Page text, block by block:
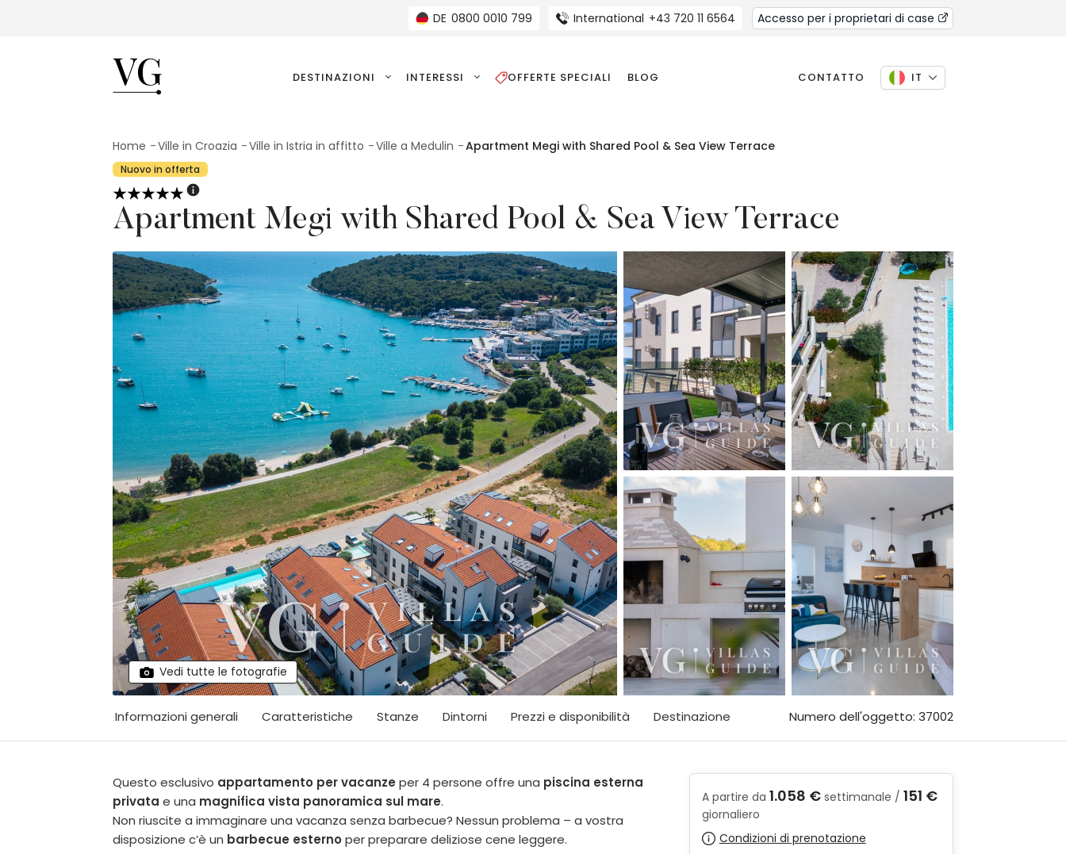
DE 0800 0010 799 International +43 720 11 6564 Accesso per i proprietari di case
Villas Guide
DESTINAZIONI INTERESSI OFFERTE SPECIALI BLOG CONTATTO IT
Home Ville in Croazia Ville in Istria in affitto Ville a Medulin Apartment Megi with Shared Pool & Sea View Terrace
Nuovo in offerta
Apartment Megi with Shared Pool & Sea View Terrace
Vedi tutte le fotografie
Informazioni generali Caratteristiche Stanze Dintorni Prezzi e disponibilità Destinazione Numero dell'oggetto: 37002
Questo esclusivo appartamento per vacanze per 4 persone offre una piscina esterna
privata e una magnifica vista panoramica sul mare.
Non riuscite a immaginare una vacanza senza barbecue? Nessun problema – a vostra
disposizione c’è un barbecue esternoper preparare deliziose cene leggere.
A partire da 1.058 €settimanale / 151 €
giornaliero
Condizioni di prenotazione